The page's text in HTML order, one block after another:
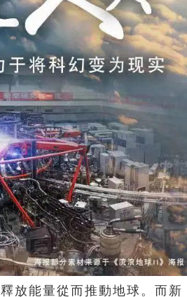
釋放能量從而推動地球。 而新